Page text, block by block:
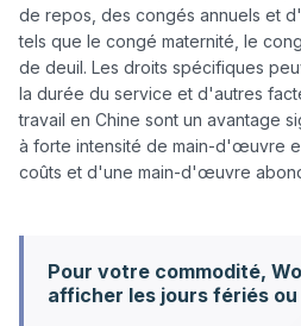
de repos, des congés annuels et
tels que le congé maternité, le
de deuil. Les droits spécifiques
la durée du service et d'autres
travail en Chine sont un avantage
à forte intensité de main-d'œuvre
coûts et d'une main-d'œuvre
Pour votre commodité,
afficher les jours fériés